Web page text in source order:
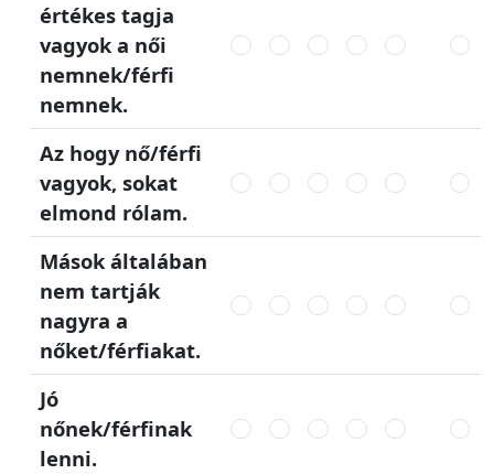
értékes tagja
vagyok a női
nemnek/férfi
nemnek.
Az hogy nő/férfi
vagyok, sokat
elmond rólam.
Mások általában
nem tartják
nagyra a
nőket/férfiakat.
Jó
nőnek/férfinak
lenni.